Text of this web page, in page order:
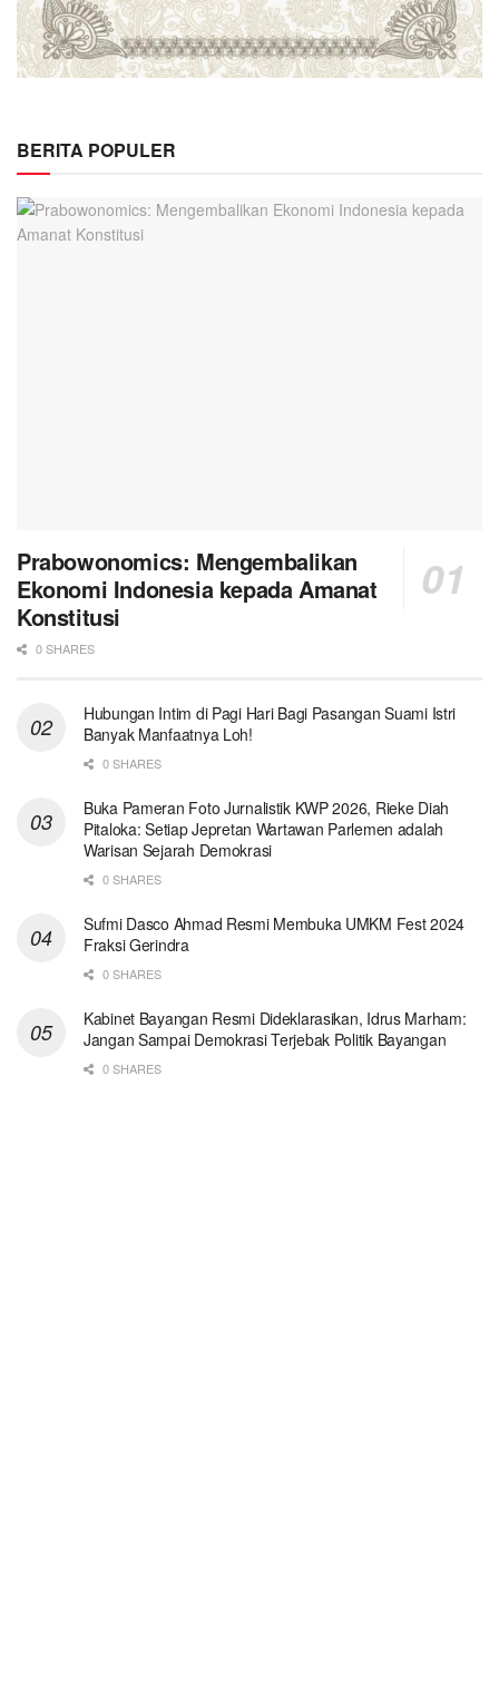
BERITA POPULER
Prabowonomics: Mengembalikan
Ekonomi Indonesia kepada Amanat
Konstitusi
0 SHARES
Hubungan Intim di Pagi Hari Bagi Pasangan Suami Istri
Banyak Manfaatnya Loh!
0 SHARES
Buka Pameran Foto Jurnalistik KWP 2026, Rieke Diah
Pitaloka: Setiap Jepretan Wartawan Parlemen adalah
Warisan Sejarah Demokrasi
0 SHARES
Sufmi Dasco Ahmad Resmi Membuka UMKM Fest 2024
Fraksi Gerindra
0 SHARES
Kabinet Bayangan Resmi Dideklarasikan, Idrus Marham:
Jangan Sampai Demokrasi Terjebak Politik Bayangan
0 SHARES